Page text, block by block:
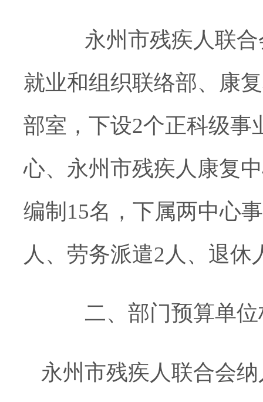
永州市残疾人联合
就业和组织联络部、康
部室，下设2个正科级事
心、永州市残疾人康复
编制15名，下属两中心
人、劳务派遣2人、退休
二、 部门预算单
永州市残疾人联合会